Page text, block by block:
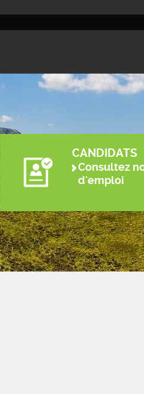
CANDIDATS
Consultez
d'emploi